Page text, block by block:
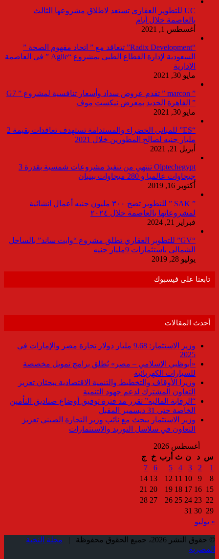
UC للتطوير العقارى تستعد لاطلاق مشروعها الثالث
بالعاصمة خلال أيام
أغسطس 1, 2021
“Radix Development” تتعاقد مع ” اتحاد مفهوم الصحة ”
السعودية لإدارة القطاع الطبى بمشروع “Agile ” فى العاصمة
الإدارية
مايو 30, 2021
” marcon ” تقدم عروض سداد وأسعار تنافسية لمشروع ” G7
” القاهرة الجديد بمعرض نيكست موف
مايو 30, 2021
“ES” للمبانى الخضراء والمستدامة تستهدف تعاقدات بقيمة 2
مليار جنيه لصالح المطورين خلال 2021
أبريل 21, 2021
Olptechegypt تنتهي من تنفيذ مشروعات شمسية بقدرة 3
جيجاوات عالميا و 280 ميجاوات ببنبان
أكتوبر 16, 2019
” SAK ” للتطوير تضخ ٣٠٠ مليون جنيه أعمال انشائية
لمشروعاتها بالعاصمة خلال ٢٠٢٤
فبراير 21, 2024
“GV” للتطوير العقاري تطلق مشروع “وايت ساند” بالساحل
الشمالي باستثمارات 9مليار جنيه
يوليو 28, 2019
تابعنا على فيسبوك
أحدث المقالات
وزير الاستثمار: 9.68 مليار دولار تجارة مصر والإمارات في
2025
«أبوظبي الإسلامي – مصر» يُطلق برامج تمويل مخصصة
للسيارات الكهربائية
وزيرا الأوقاف والتخطيط والتنمية الاقتصادية يبحثان تعزيز
التعاون المشترك لدعم جهود التنمية
“الرقابة المالية” تقرر مد فترة توفيق أوضاع صناديق التأمين
الخاصة حتى 31 ديسمبر المقبل
وزير الاستثمار يبحث مع نائب وزير التجارة الصيني تعزيز
التعاون في سلاسل التوريد والاستثمارات
أغسطس 2026
س د ن ث أرب خ
ج
1
2
3
4
5
6
7
8
9
10
11
12
13
14
15
16
17
18
19
20
21
22
23
24
25
26
27
28
29
30
31
« يوليو
© حقوق النشر 2026، جميع الحقوق محفوظة |
مجلة النخبة
المصرية